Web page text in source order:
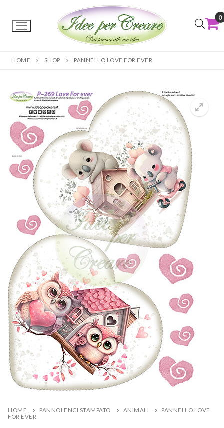
0
HOME SHOP PANNELLO LOVE FOR EVER
HOME PANNOLENCI STAMPATO ANIMALI
PANNELLO LOVE
FOR EVER